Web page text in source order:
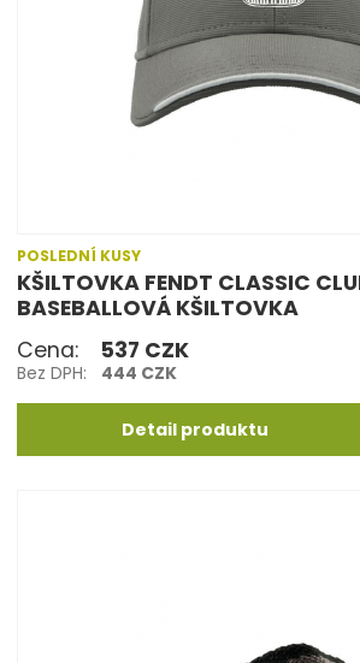
POSLEDNÍ KUSY
KŠILTOVKA FENDT CLASSIC
BASEBALLOVÁ KŠILTOVKA
Cena:
537 CZK
Bez DPH: 444 CZK
Detail produktu